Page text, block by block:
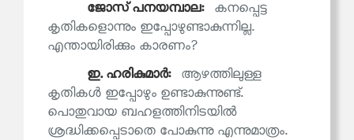
ജോസ് പനയമ്പാല:
കനപ്പെട്ട
കൃതികളൊന്നും ഇപ്പോഴുണ്ടാകുന്നില്ല.
എന്തായിരിക്കും കാരണം?
ഇ. ഹരികുമാര്‍:
ആഴത്തിലുള്ള
കൃതികൾ ഇപ്പോഴും ഉണ്ടാകുന്നുണ്ട്.
പൊതുവായ ബഹളത്തിനിടയിൽ
ശ്രദ്ധിക്കപ്പെടാതെ പോകുന്നു എന്നുമാത്രം.